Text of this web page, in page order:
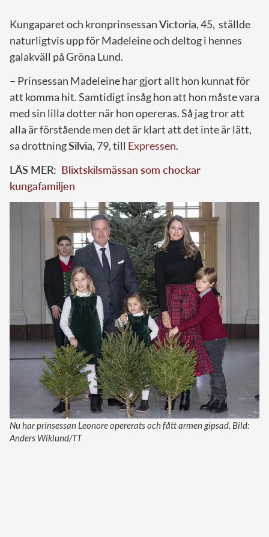
Kungaparet och kronprinsessanVictoria, 45, ställde
naturligtvis upp för Madeleine och deltog i hennes
galakväll på Gröna Lund.
– Prinsessan Madeleine har gjort allt hon kunnat för
att komma hit. Samtidigt insåg hon att hon måste vara
med sin lilla dotter när hon opereras. Så jag tror att
alla är förstående men det är klart att det inte är lätt,
sa drottningSilvia, 79, till Expressen.
LÄS MER: Blixtskilsmässan som chockar
kungafamiljen
Nu har prinsessan Leonore opererats och fått armen gipsad. Bild:
Anders Wiklund/TT